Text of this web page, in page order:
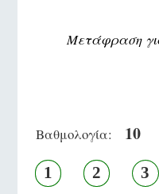
Μετάφραση
Βαθμολογία: 10
1 2 3